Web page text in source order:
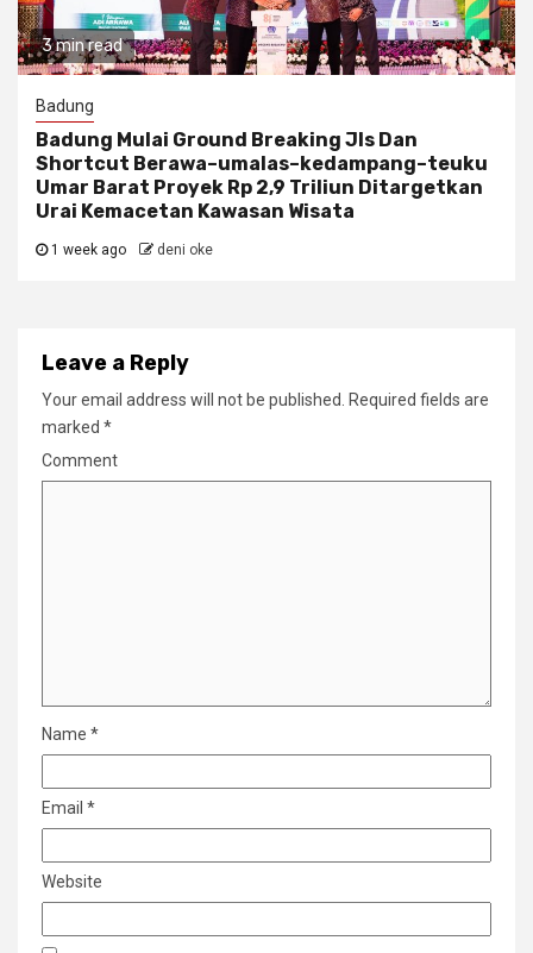
3 min read
Badung
Badung Mulai Ground Breaking Jls Dan
Shortcut Berawa–umalas–kedampang–teuku
Umar Barat Proyek Rp 2,9 Triliun Ditargetkan
Urai Kemacetan Kawasan Wisata
1 week ago deni oke
Leave a Reply
Your email address will not be published.
Required fields are
marked *
Comment
Name *
Email *
Website